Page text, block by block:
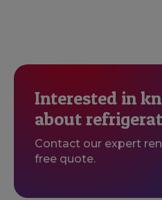
Interested in
about
Contact our expert
free quote.